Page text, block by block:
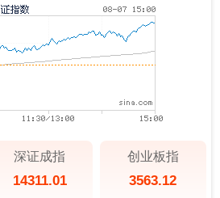
深证成指
14311.01
创业板指
3563.12